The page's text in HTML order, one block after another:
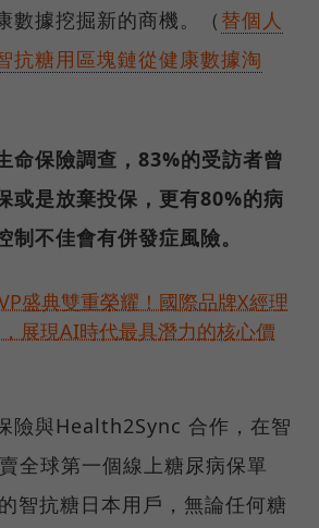
數據挖掘新的商機。（ 替個人
抗糖用區塊鏈從健康數據淘
命保險調查，83%的受訪者曾
或是放棄投保，更有80%的病
制不佳會有併發症風險。
盛典雙重榮耀！國際品牌X經理
展現AI時代最具潛力的核心價
險與Health2Sync 合作，在智
全球第一個線上糖尿病保單
智抗糖日本用戶，無論任何糖